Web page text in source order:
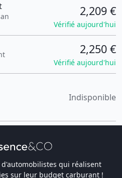
2,209 €
Vérifié aujourd'hui
2,250 €
Vérifié aujourd'hui
Indisponible
qui réalisent
sur leur budget carburant !